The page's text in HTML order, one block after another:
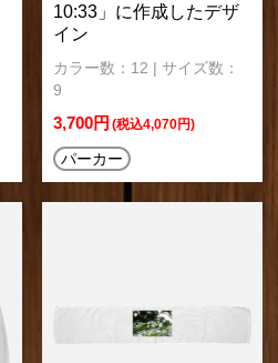
10:33」に作成したデザ
イン
カラー数：12 | サイズ数：
9
3,700円 (税込4,070円)
パーカー